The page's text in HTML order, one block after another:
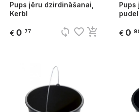
Pups jēru dzirdināšanai,
Kerbl
€ 0 77 sync favorite_border add_shopping_cart
Pups
€ 0